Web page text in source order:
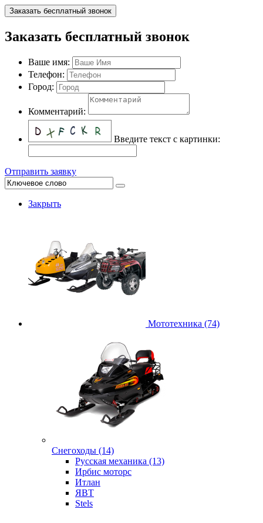
Заказать бесплатный звонок
Заказать бесплатный звонок
Ваше имя:
Телефон:
Город:
Комментарий:
Введите текст с картинки:
Отправить заявку
Закрыть
Мототехника (74)
Снегоходы (14)
Русская механика (13)
Ирбис моторс
Итлан
ЯВТ
Stels